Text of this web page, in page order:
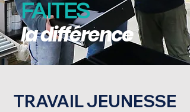
FAITES
la différence
TRAVAIL JEUNESSE